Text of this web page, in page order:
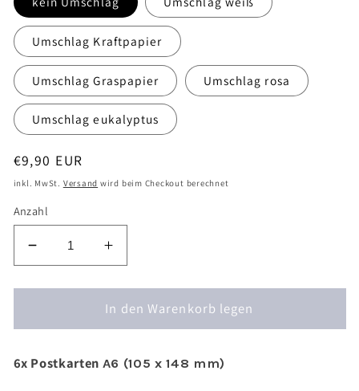
Umschlag Kraftpapier
Umschlag Graspapier Umschlag rosa
Umschlag eukalyptus
Normaler
Preis
€9,90 EUR
inkl. MwSt. Versand wird beim Checkout berechnet
Anzahl
Verringere
die
Menge
Postkarten-
Geburtstag
Erhöhe
die
Menge
für
Postkarten-
Geburtstag
In den Warenkorb legen
6x Postkarten A6 (105 x 148 mm)